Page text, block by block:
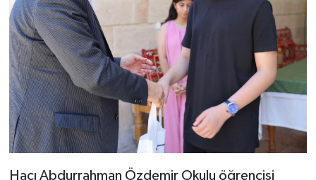
Hacı Abdurrahman Özdemir Okulu öğrencisi